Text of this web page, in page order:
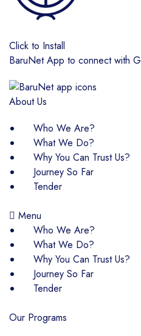
Click to Install
BaruNet App to connect with
About Us
Who We Are?
What We Do?
Why You Can Trust Us?
Journey So Far
Tender
Menu
Who We Are?
What We Do?
Why You Can Trust Us?
Journey So Far
Tender
Our Programs